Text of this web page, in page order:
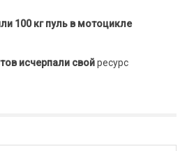
100 кг пуль в мотоцикле
исчерпали свойресурс